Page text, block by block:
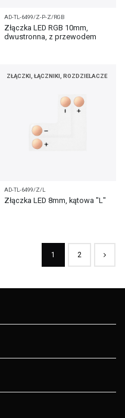
AD-TL-6499/Z-P-Z/RGB
Złączka LED RGB 10mm,
dwustronna, z przewodem
ZŁĄCZKI, ŁĄCZNIKI, ROZDZIELACZE
AD-TL-6499/Z/L
Złączka LED 8mm, kątowa "L"
1 2